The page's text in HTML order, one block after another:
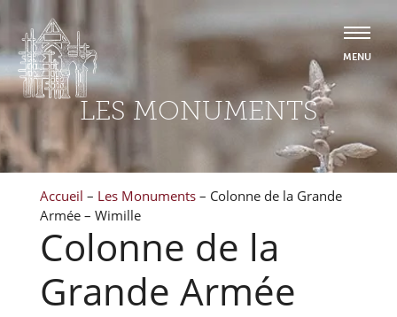
LES MONUMENTS
Accueil – Les Monuments – Colonne de la Grande
Armée – Wimille
Colonne de la
Grande Armée